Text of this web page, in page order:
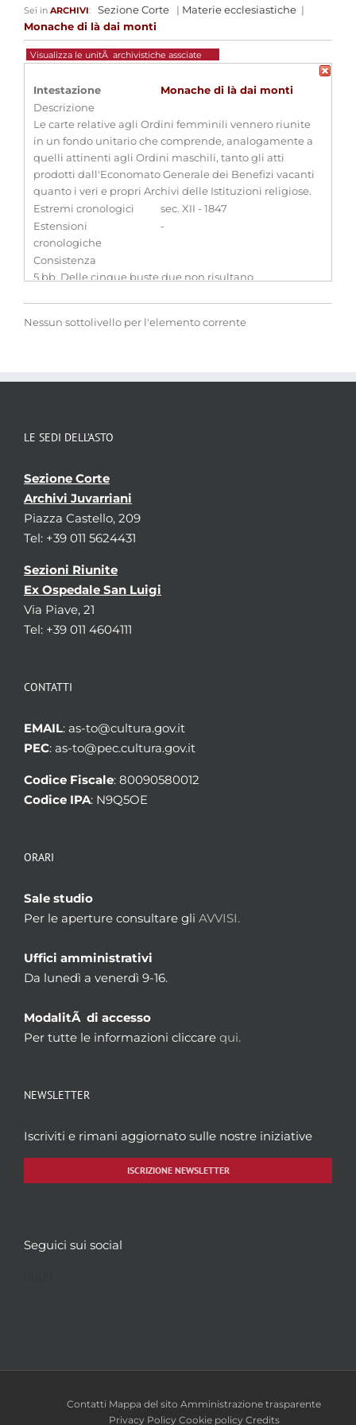
Sei in ARCHIVI: Sezione Corte | Materie ecclesiastiche |
Monache di là dai monti
Visualizza le unitÃ archivistiche assciate
Intestazione
Monache di là dai monti
Descrizione
Le carte relative agli Ordini femminili vennero riunite
in un fondo unitario che comprende, analogamente a
quelli attinenti agli Ordini maschili, tanto gli atti
prodotti dall'Economato Generale dei Benefizi vacanti
quanto i veri e propri Archivi delle Istituzioni religiose.
Estremi cronologici
sec. XII - 1847
Estensioni
cronologiche
-
Consistenza
5 bb. Delle cinque buste due non risultano
religiosi
Nessun sottolivello per l'elemento corrente
LE SEDI DELL’ASTO
Sezione Corte
Archivi Juvarriani
Piazza Castello, 209
Tel: +39 011 5624431
Sezioni Riunite
Ex Ospedale San Luigi
Via Piave, 21
Tel: +39 011 4604111
CONTATTI
EMAIL: as-to@cultura.gov.it
PEC: as-to@pec.cultura.gov.it
Codice Fiscale: 80090580012
Codice IPA: N9Q5OE
ORARI
Sale studio
Per le aperture consultare gli AVVISI.
Uffici amministrativi
Da lunedì a venerdì 9-16.
ModalitÃ di accesso
Per tutte le informazioni cliccare qui.
NEWSLETTER
Iscriviti e rimani aggiornato sulle nostre iniziative
ISCRIZIONE NEWSLETTER
Seguici sui social
Contatti Mappa del sito Amministrazione trasparente
Privacy Policy Cookie policy Credits